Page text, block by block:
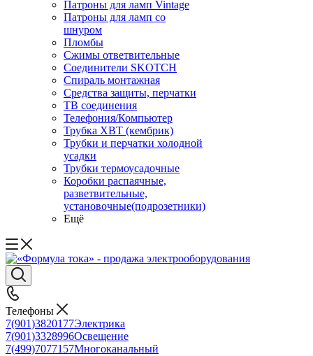
Патроны для ламп Vintage
Патроны для ламп со
шнуром
Пломбы
Сжимы ответвительные
Соединители SKOTCH
Спираль монтажная
Средства защиты, перчатки
ТВ соединения
Телефония/Компьютер
Трубка ХВТ (кембрик)
Трубки и перчатки холодной
усадки
Трубки термоусадочные
Коробки распаячные,
разветвительные,
установочные(подрозетники)
Ещё
Телефоны
7(901)3820177Электрика
7(901)3328996Освещение
7(499)7077157Многоканальный